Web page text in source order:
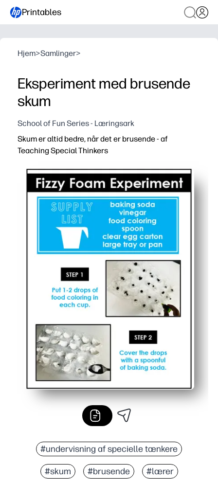
Printables
Hjem>Samlinger>
Eksperiment med brusende
skum
School of Fun Series - Læringsark
Skum er altid bedre, når det er brusende - af
Teaching Special Thinkers
#undervisning af specielle tænkere
#skum #brusende #lærer